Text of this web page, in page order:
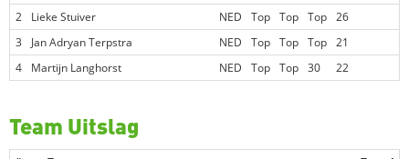
2
Lieke Stuiver NED Top Top Top 26
3
Jan Adryan Terpstra NED Top Top Top 21
4
Martijn Langhorst NED Top Top 30 22
Team Uitslag